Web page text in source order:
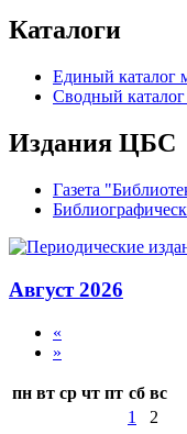
Каталоги
Единый каталог
Сводный каталог
Издания ЦБС
Газета
Август 2026
«
»
пн вт ср чт пт сб вс
1
2